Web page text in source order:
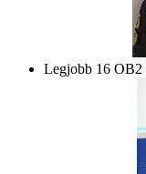
Legjobb 16 OB2